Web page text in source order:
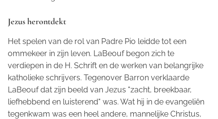
Jezus herontdekt
Het spelen van de rol van Padre Pio leidde tot een
ommekeer in zijn leven. LaBeouf begon zich te
verdiepen in de H. Schrift en de werken van belangrijke
katholieke schrijvers. Tegenover Barron verklaarde
LaBeouf dat zijn beeld van Jezus "zacht, breekbaar,
liefhebbend en luisterend" was. Wat hij in de evangeliën
tegenkwam was een heel andere, mannelijke Christus,